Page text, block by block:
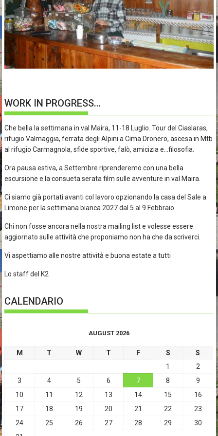
WORK IN PROGRESS…
Che bella la settimana in val Maira, 11-18 Luglio. Tour del Ciaslaras,
rifugio Valmaggia, ferrata degli Alpini a Cima Dronero, ascesa in Mtb
al rifugio Carmagnola, sfide sportive, falò, amicizia e…filosofia.
Ora pausa estiva, a Settembre riprenderemo con una bella
escursione e la consueta serata film sulle avventure in val Maira.
Ci siamo già portati avanti col lavoro opzionando la casa del Sale a
Limone per la settimana bianca 2027 dal 5 al 9 Febbraio.
Chi non fosse ancora nella nostra mailing list e volesse essere
aggiornato sulle attività che proponiamo non ha che da scriverci.
Vi aspettiamo alle nostre attività e buona estate a tutti
Lo staff del K2
CALENDARIO
AUGUST 2026
M T W T F S
S
1
2
3
4 5 6 7 8
9
10
11 12 13 14 15
16
17
18 19 20 21 22
23
24
25 26 27 28 29
30